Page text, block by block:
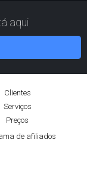
aqui
Clientes
Serviços
Preços
de afiliados